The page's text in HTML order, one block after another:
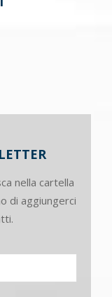
nella cartella
di aggiungerci